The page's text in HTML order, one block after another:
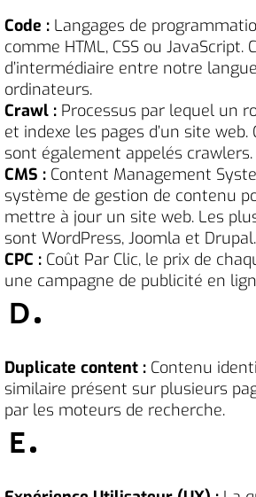
Code : Langages de
comme HTML, CSS ou JavaScript.
d’intermédiaire entre notre
ordinateurs.
Crawl : Processus par lequel un
et indexe les pages d’un site web.
sont également appelés crawlers.
CMS : Content Management
système de gestion de contenu
mettre à jour un site web. Les
sont WordPress, Joomla et Drupal.
CPC : Coût Par Clic, le prix de
une campagne de publicité en
D
Duplicate content : Contenu
similaire présent sur plusieurs
par les moteurs de recherche.
E